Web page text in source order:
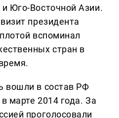
Юго-Восточной Азии.
президента
вспоминал
стран в
вошли в состав РФ
марте 2014 года. За
проголосовали